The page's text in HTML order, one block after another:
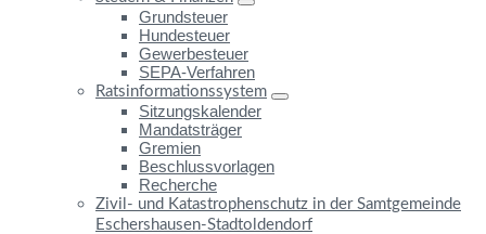
Grundsteuer
Hundesteuer
Gewerbesteuer
SEPA-Verfahren
Ratsinformationssystem
Sitzungskalender
Mandatsträger
Gremien
Beschlussvorlagen
Recherche
Zivil- und Katastrophenschutz in der Samtgemeinde
Eschershausen-Stadtoldendorf